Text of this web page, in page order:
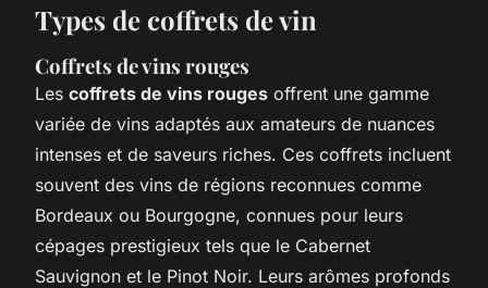
Types de coffrets de vin
Coffrets de vins rouges
Les coffrets de vins rouges offrent une gamme
variée de vins adaptés aux amateurs de nuances
intenses et de saveurs riches. Ces coffrets incluent
souvent des vins de régions reconnues comme
Bordeaux ou Bourgogne, connues pour leurs
cépages prestigieux tels que le Cabernet
Sauvignon et le Pinot Noir. Leurs arômes profonds